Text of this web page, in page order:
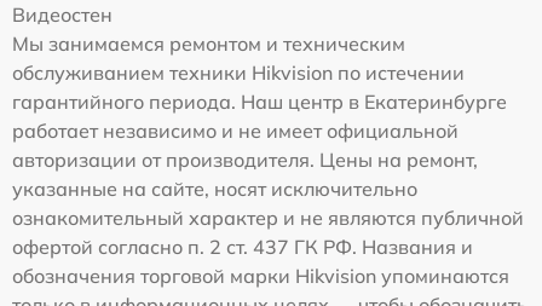
Видеостен
Мы занимаемся ремонтом и техническим
обслуживанием техники Hikvision по истечении
гарантийного периода. Наш центр в Екатеринбурге
работает независимо и не имеет официальной
авторизации от производителя. Цены на ремонт,
указанные на сайте, носят исключительно
ознакомительный характер и не являются публичной
офертой согласно п. 2 ст. 437 ГК РФ. Названия и
обозначения торговой марки Hikvision упоминаются